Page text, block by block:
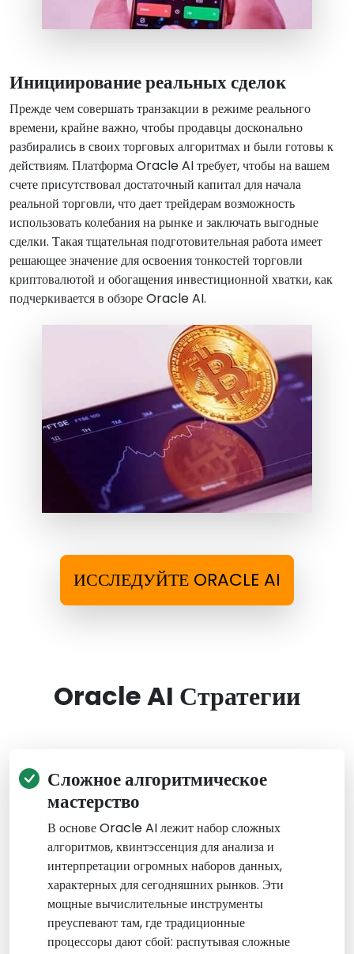
Инициирование реальных сделок
Прежде чем совершать транзакции в режиме реального
времени, крайне важно, чтобы продавцы досконально
разбирались в своих торговых алгоритмах и были готовы к
действиям. Платформа Oracle AI требует, чтобы на вашем
счете присутствовал достаточный капитал для начала
реальной торговли, что дает трейдерам возможность
использовать колебания на рынке и заключать выгодные
сделки. Такая тщательная подготовительная работа имеет
решающее значение для освоения тонкостей торговли
криптовалютой и обогащения инвестиционной хватки, как
подчеркивается в обзоре Oracle AI.
ИССЛЕДУЙТЕ ORACLE AI
Oracle AI Стратегии
Сложное алгоритмическое
мастерство
В основе Oracle AI лежит набор сложных
алгоритмов, квинтэссенция для анализа и
интерпретации огромных наборов данных,
характерных для сегодняшних рынков. Эти
мощные вычислительные инструменты
преуспевают там, где традиционные
процессоры дают сбой: распутывая сложные